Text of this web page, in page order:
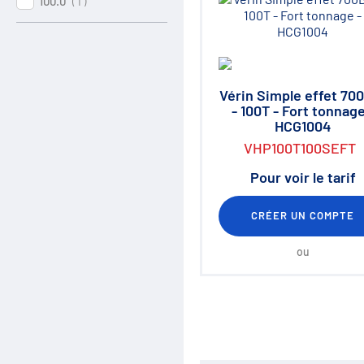
Clapets et valves
Vérin Simple effet
- 100T - Fort
HCG1004
VHP100T100SEFT
Pour voir le tarif
CRÉER UN COMPTE
ou